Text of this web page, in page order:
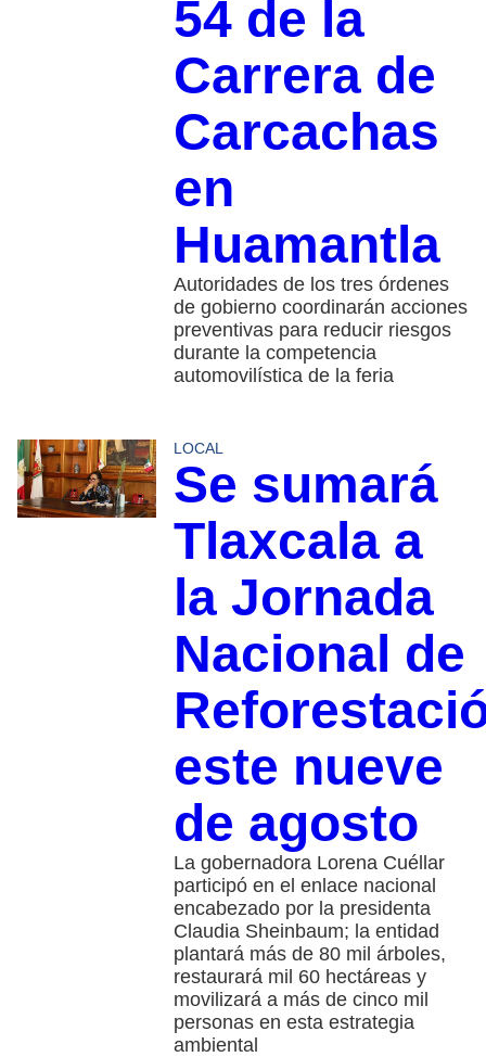
54 de la
Carrera de
Carcachas
en
Huamantla
Autoridades de los tres órdenes
de gobierno coordinarán acciones
preventivas para reducir riesgos
durante la competencia
automovilística de la feria
LOCAL
Se sumará
Tlaxcala a
la Jornada
Nacional de
este nueve
de agosto
La gobernadora Lorena Cuéllar
participó en el enlace nacional
encabezado por la presidenta
Claudia Sheinbaum; la entidad
plantará más de 80 mil árboles,
restaurará mil 60 hectáreas y
movilizará a más de cinco mil
personas en esta estrategia
ambiental